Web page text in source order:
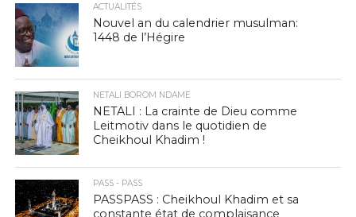
ACTUALITÉS
Nouvel an du calendrier musulman:
1448 de l’Hégire
NETALI BOROM NDAME
NETALI : La crainte de Dieu comme
Leitmotiv dans le quotidien de
Cheikhoul Khadim !
PASS - PASS
PASSPASS : Cheikhoul Khadim et sa
constante état de complaisance